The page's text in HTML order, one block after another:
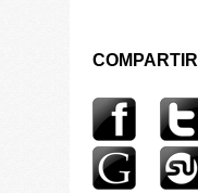
COMPARTIR